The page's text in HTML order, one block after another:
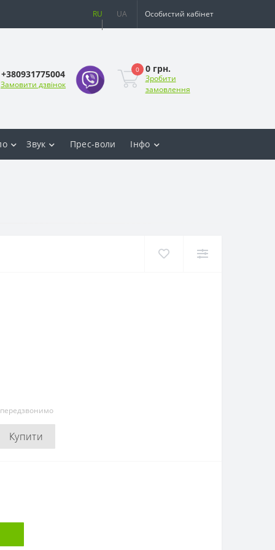
UA Особистий кабінет
+380931775004
Замовити дзвінок
0 0 грн.
Зробити
замовлення
Звук Прес-воли Інфо
Купити